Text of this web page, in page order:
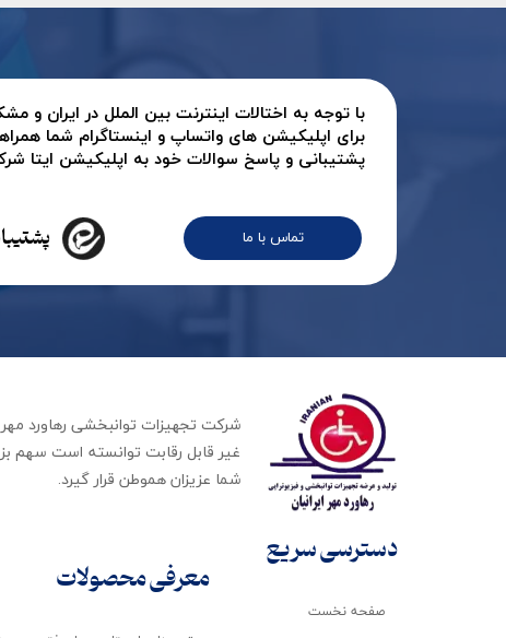
تماس با ما
با توجه به اختالات اینترنت بین الملل در ایران و
برای اپلیکیشن های واتساپ و اینستاگرام شما
پشتیبانی و پاسخ سوالات خود به اپلیکیشن ایتا
غیر قابل رقابت توانسته است سهم
شما عزیزان هموطن قرار گیرد​​​​​​​.
صفحه نخست
دسترسی سریع
معرفی محصولات